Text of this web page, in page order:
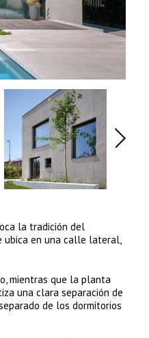
la tradición del
ubica en una calle lateral,
mientras que la planta
una clara separación de
de los dormitorios